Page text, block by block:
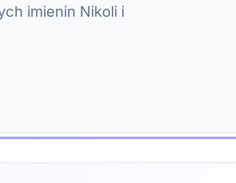
imienin Nikoli i